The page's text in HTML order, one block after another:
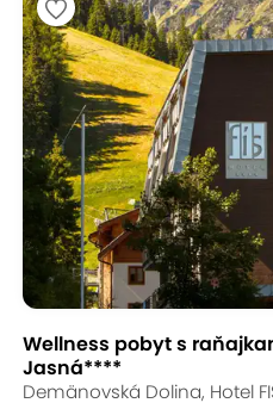
Wellness pobyt s
Jasná****
Demänovská Dolina, Hotel